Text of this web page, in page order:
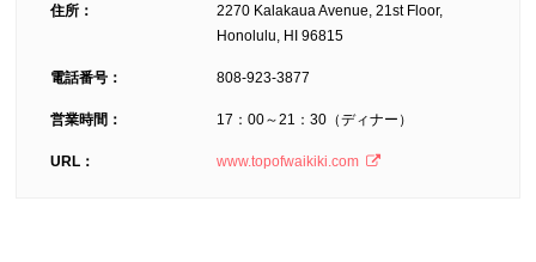
住所：
2270 Kalakaua Avenue, 21st Floor,
Honolulu, HI 96815
電話番号： 808-923-3877
営業時間： 17：00～21：30（ディナー）
URL： www.topofwaikiki.com